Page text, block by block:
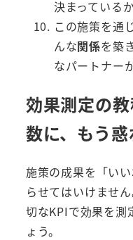
決まっている
この施策を通
んな関係を築
なパートナーか
効果測定の
数に、もう
施策の成果を「い
らせてはいけませ
切なKPIで効果を測
ょう。